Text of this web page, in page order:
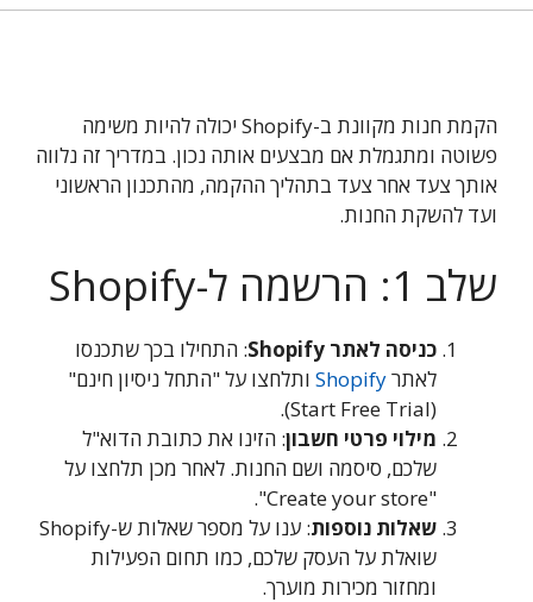
הקמת חנות מקוונת ב-Shopify יכולה להיות משימה
פשוטה ומתגמלת אם מבצעים אותה נכון. במדריך זה נלווה
אותך צעד אחר צעד בתהליך ההקמה, מהתכנון הראשוני
ועד להשקת החנות.
שלב 1: הרשמה ל-Shopify
כניסה לאתר Shopify
: התחילו בכך שתכנסו
לאתרShopify ותלחצו על "התחל ניסיון חינם"
(Start Free Trial).
מילוי פרטי חשבון: הזינו את כתובת הדוא"ל
שלכם, סיסמה ושם החנות. לאחר מכן תלחצו על
"Create your store".
שאלות נוספות
: ענו על מספר שאלות ש-Shopify
שואלת על העסק שלכם, כמו תחום הפעילות
ומחזור מכירות מוערך.